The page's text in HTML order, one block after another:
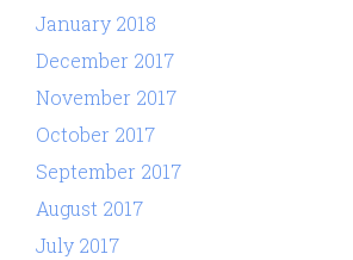
January 2018
December 2017
November 2017
October 2017
September 2017
August 2017
July 2017